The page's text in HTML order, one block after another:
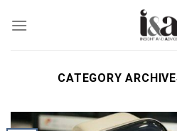
CATEGORY